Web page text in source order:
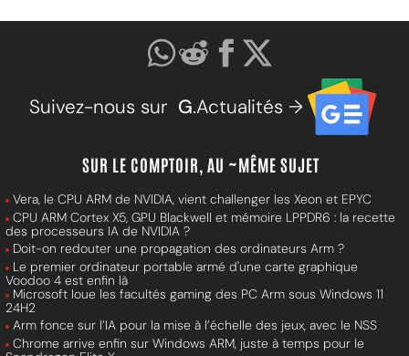
Suivez-nous sur G.Actualités →
SUR LE COMPTOIR, AU ~MÊME SUJET
Vera, le CPU ARM de NVIDIA, vient challenger les Xeon et EPYC
CPU ARM Cortex X5, GPU Blackwell et mémoire LPPDR6 : la recette
des processeurs IA de NVIDIA ?
Doit-on redouter une propagation des ordinateurs Arm ?
Le premier ordinateur portable armé d'une carte graphique
Voodoo 4 est enfin là
Microsoft loue les facultés gaming des PC Arm sous Windows 11
24H2
Arm fonce sur l’IA pour la mise à l’échelle des jeux, avec le NSS
Chrome arrive enfin sur Windows ARM, juste à temps pour le